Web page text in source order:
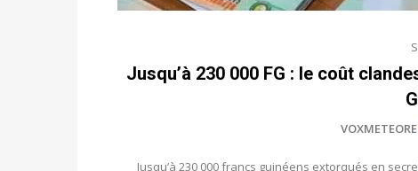
Jusqu’à 230 000 FG : le coût
VOXMETEORE
Jusqu’à 230 000 francs guinéens extorqués en